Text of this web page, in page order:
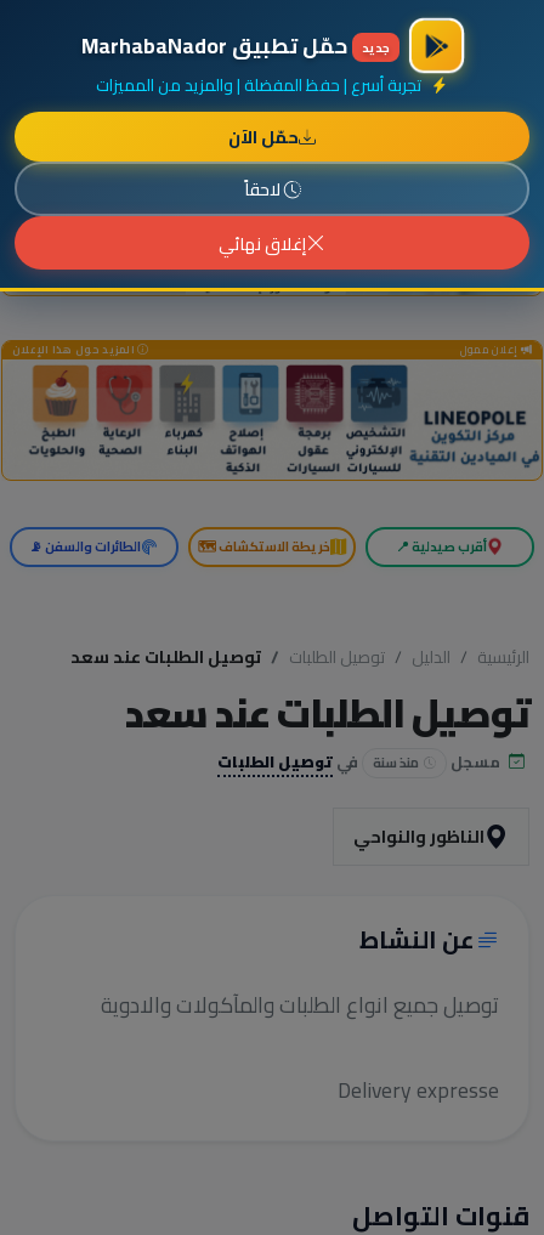
أضف نشاطك مجاناً
جديد حمّل تطبيق MarhabaNador
تجربة أسرع | حفظ المفضلة | والمزيد من المميزات
حمّل الآن
لاحقاً
إغلاق نهائي
إعلان ممول المزيد حول هذا الإعلان
إعلان ممول المزيد حول هذا الإعلان
أقرب صيدلية 📍 خريطة الاستكشاف 🗺️ الطائرات والسفن 📡
الرئيسية الدليل توصيل الطلبات توصيل الطلبات عند سعد
توصيل الطلبات عند سعد
مسجل منذ سنة فيتوصيل الطلبات
الناظور والنواحي
عن النشاط
توصيل جميع انواع الطلبات والمآكولات والادوية
Delivery expresse
قنوات التواصل